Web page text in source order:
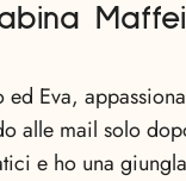
Maffei
Eva,
alle mail solo
e ho una